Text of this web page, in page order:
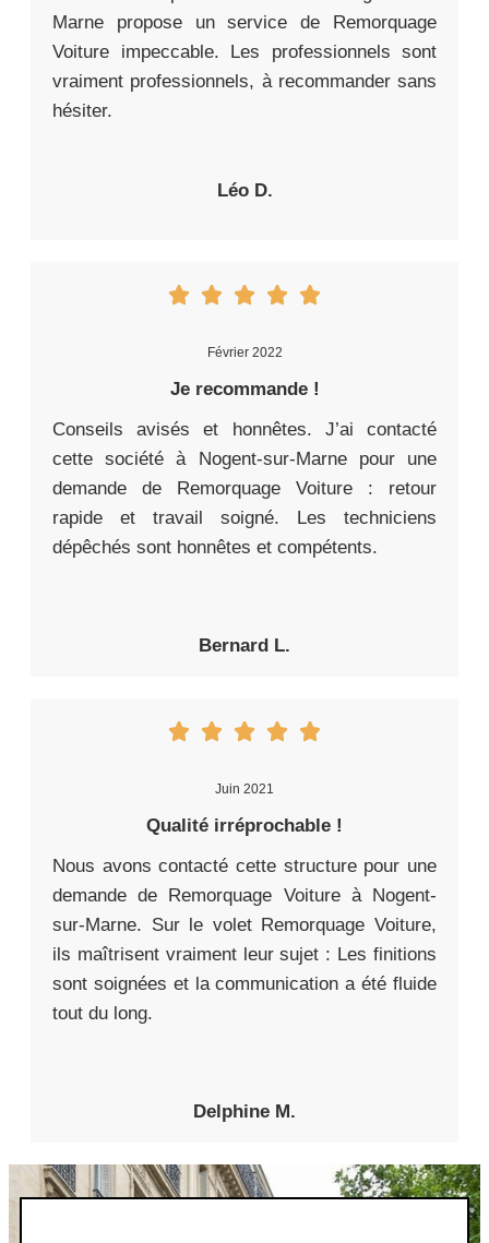
Marne propose un service de Remorquage
Voiture impeccable. Les professionnels sont
vraiment professionnels, à recommander sans
hésiter.
Léo D.
Février 2022
Je recommande !
Conseils avisés et honnêtes. J’ai contacté
cette société à Nogent-sur-Marne pour une
demande de Remorquage Voiture : retour
rapide et travail soigné. Les techniciens
dépêchés sont honnêtes et compétents.
Bernard L.
Juin 2021
Qualité irréprochable !
Nous avons contacté cette structure pour une
demande de Remorquage Voiture à Nogent-
sur-Marne. Sur le volet Remorquage Voiture,
ils maîtrisent vraiment leur sujet : Les finitions
sont soignées et la communication a été fluide
tout du long.
Delphine M.